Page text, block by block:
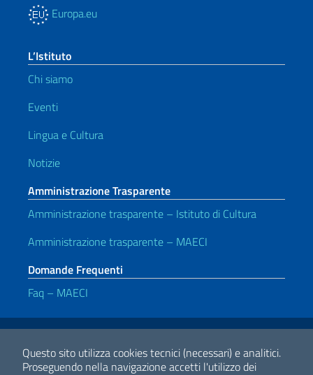
Questo sito utilizza cookies tecnici (necessari) e analitici.
Proseguendo nella navigazione accetti l'utilizzo dei
Europa.eu
L’Istituto
Chi siamo
Eventi
Lingua e Cultura
Notizie
Amministrazione Trasparente
Amministrazione trasparente – Istituto di Cultura
Amministrazione trasparente – MAECI
Domande Frequenti
Faq – MAECI
Link Utili